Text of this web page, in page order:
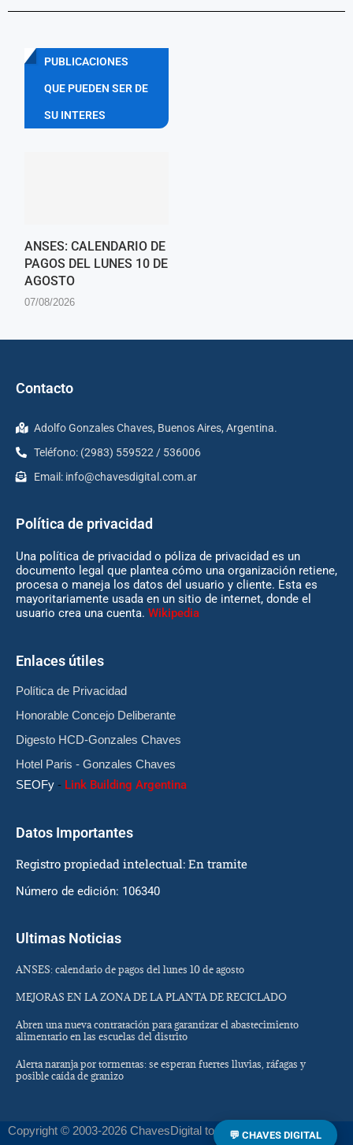
PUBLICACIONES
QUE PUEDEN SER DE
SU INTERES
ANSES: CALENDARIO DE
PAGOS DEL LUNES 10 DE
AGOSTO
07/08/2026
Contacto
Adolfo Gonzales Chaves, Buenos Aires, Argentina.
Teléfono: (2983) 559522 / 536006
Email: info@chavesdigital.com.ar
Política de privacidad
Una política de privacidad o póliza de privacidad es un
documento legal que plantea cómo una organización retiene,
procesa o maneja los datos del usuario y cliente. Esta es
mayoritariamente usada en un sitio de internet, donde el
usuario crea una cuenta. Wikipedia
Enlaces útiles
Política de Privacidad
Honorable Concejo Deliberante
Digesto HCD-Gonzales Chaves
Hotel Paris - Gonzales Chaves
SEOFy - Link Building Argentina
Datos Importantes
Registro propiedad intelectual: En tramite
Número de edición: 106340
Ultimas Noticias
ANSES: calendario de pagos del lunes 10 de agosto
MEJORAS EN LA ZONA DE LA PLANTA DE RECICLADO
Abren una nueva contratación para garantizar el abastecimiento
alimentario en las escuelas del distrito
Alerta naranja por tormentas: se esperan fuertes lluvias, ráfagas y
posible caída de granizo
Copyright © 2003-2026 ChavesDigital todos los derechos
💬 CHAVES DIGITAL